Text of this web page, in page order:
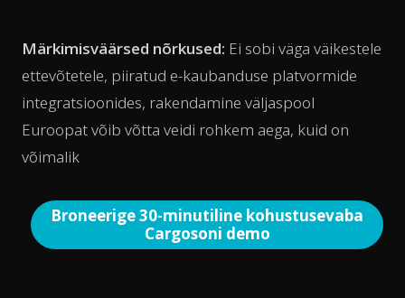
Märkimisväärsed nõrkused: Ei sobi väga väikestele
ettevõtetele, piiratud e-kaubanduse platvormide
integratsioonides, rakendamine väljaspool
Euroopat võib võtta veidi rohkem aega, kuid on
võimalik
Broneerige 30-minutiline kohustusevaba
Cargosoni demo